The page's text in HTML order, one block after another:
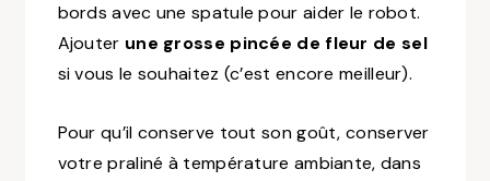
bords avec une spatule pour aider le robot.
Ajouter une grosse pincée de fleur de sel
si vous le souhaitez (c’est encore meilleur).
Pour qu’il conserve tout son goût, conserver
votre praliné à température ambiante, dans